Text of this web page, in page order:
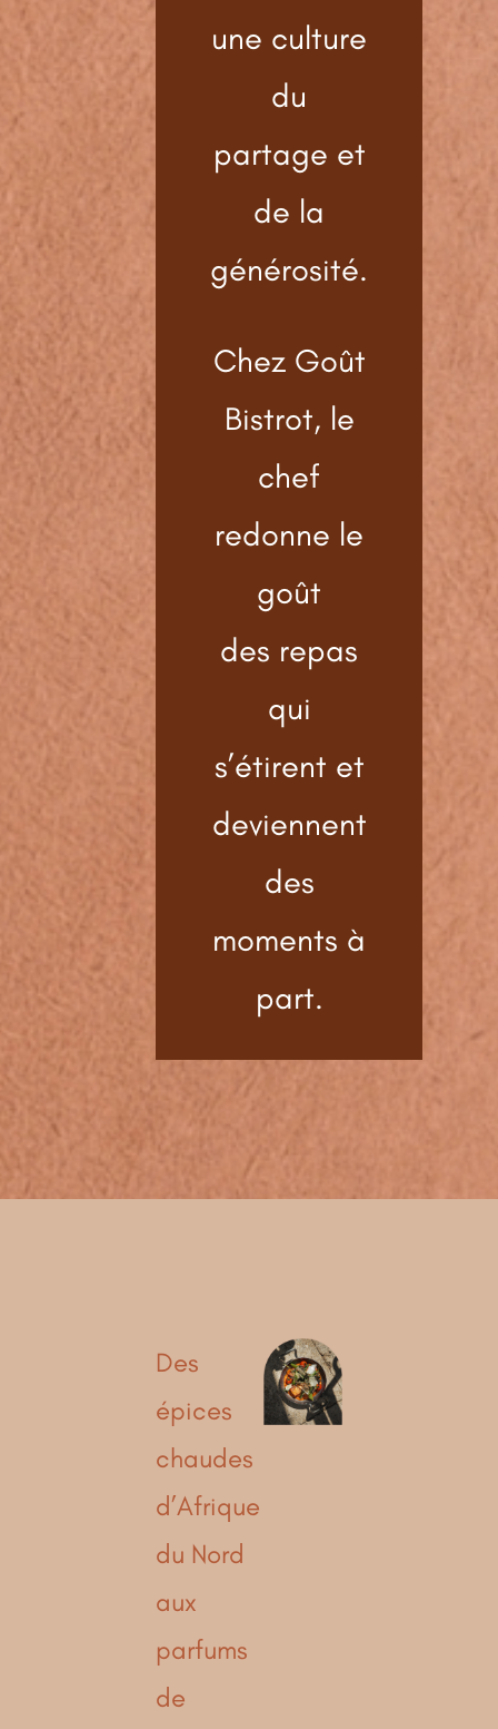
une culture
du
partage et
de la
générosité.
Chez Goût
Bistrot, le
chef
redonne le
goût
des repas
qui
s’étirent et
deviennent
des
moments à
part.
Des
épices
chaudes
d’Afrique
du Nord
aux
parfums
de